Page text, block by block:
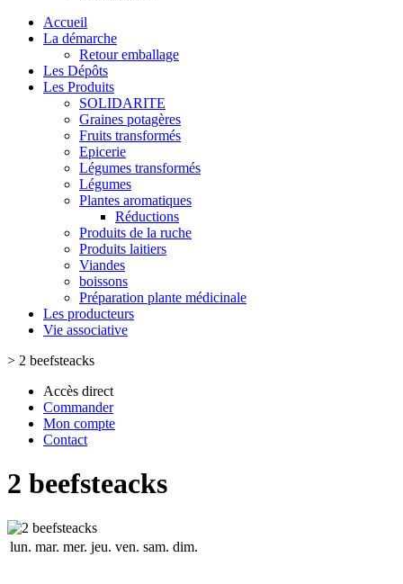
Accueil
La démarche
Retour emballage
Les Dépôts
Les Produits
SOLIDARITE
Graines potagères
Fruits transformés
Epicerie
Légumes transformés
Légumes
Plantes aromatiques
Réductions
Produits de la ruche
Produits laitiers
Viandes
boissons
Préparation plante médicinale
Les producteurs
Vie associative
> 2 beefsteacks
Accès direct
Commander
Mon compte
Contact
2 beefsteacks
lun. mar. mer. jeu. ven. sam. dim.